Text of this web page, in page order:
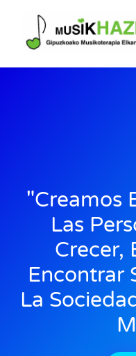
"Creamos
Las
Crecer,
Encontrar
La